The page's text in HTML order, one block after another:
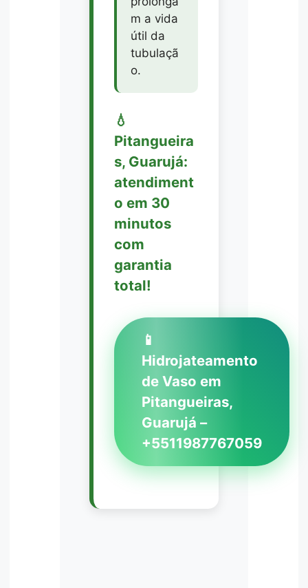
m a vida
útil da
tubulaçã
o.
💧
Pitangueira
s, Guarujá:
atendiment
o em 30
minutos
com
garantia
total!
📱
Hidrojateamento
de Vaso em
Pitangueiras,
Guarujá –
+5511987767059